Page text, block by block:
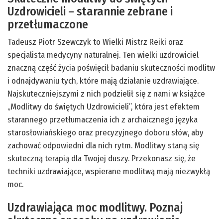
Uzdrowicieli – starannie zebrane i
przetłumaczone
Tadeusz Piotr Szewczyk to Wielki Mistrz Reiki oraz
specjalista medycyny naturalnej. Ten wielki uzdrowiciel
znaczną część życia poświęcił badaniu skuteczności modlitw
i odnajdywaniu tych, które mają działanie uzdrawiające.
Najskuteczniejszymi z nich podzielił się z nami w książce
„Modlitwy do świętych Uzdrowicieli”, która jest efektem
starannego przetłumaczenia ich z archaicznego języka
starosłowiańskiego oraz precyzyjnego doboru słów, aby
zachować odpowiedni dla nich rytm. Modlitwy staną się
skuteczną terapią dla Twojej duszy. Przekonasz się, że
techniki uzdrawiające, wspierane modlitwą mają niezwykłą
moc.
Uzdrawiająca moc modlitwy. Poznaj